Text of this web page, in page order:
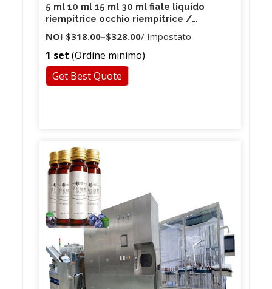
5 ml 10 ml 15 ml 30 ml fiale liquido
riempitrice occhio riempitrice /
riempitrice
NOI $318.00–$328.00/ Impostato
1 set (Ordine minimo)
Get Best Quote